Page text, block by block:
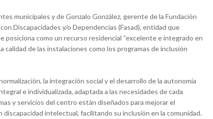
municipales y de Gonzalo González, gerente de la Fundación
Discapacidades y/o Dependencias (Fasad), entidad que
posiciona como un recurso residencial “excelente e integrado en
de las instalaciones como los programas de inclusión
la integración social y el desarrollo de la autonomía
e individualizada, adaptada a las necesidades de cada
y servicios del centro están diseñados para mejorar el
discapacidad intelectual, facilitando su inclusión en la comunidad.